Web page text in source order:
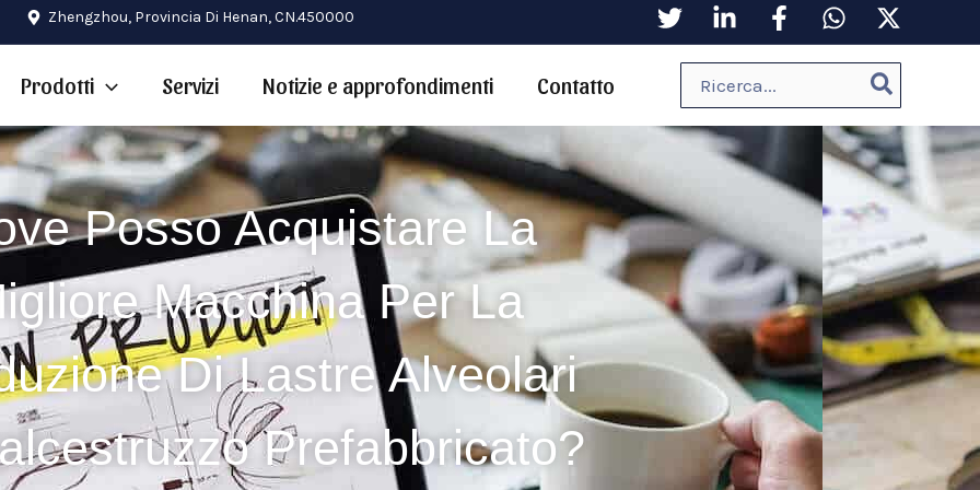
Zhengzhou, Provincia Di Henan, CN.450000
Prodotti Servizi Notizie e approfondimenti Contatto
per:
Posso Acquistare La
Macchina Per La
Di Lastre Alveolari
Prefabbricato?